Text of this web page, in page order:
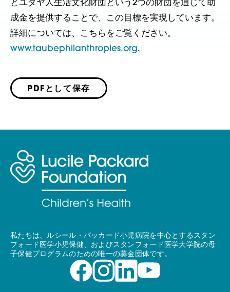
とユダヤ人生活文化財団という2つの財団を通じて助
成金を提供することで、この目標を実現しています。
詳細については、こちらをご覧ください。
www.taubephilanthropies.org.
PDFとして保存
私たちは、ルシール・パッカード小児病院を中心とするスタン
フォード医学小児保健、およびスタンフォード医学大学院の母
子保健プログラムのための唯一の募金団体です。